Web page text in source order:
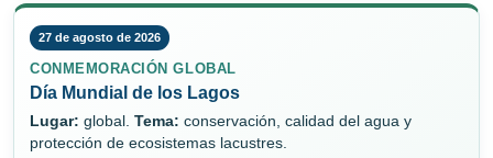
27 de agosto de 2026
CONMEMORACIÓN GLOBAL
Día Mundial de los Lagos
Lugar: global. Tema: conservación, calidad del agua y
protección de ecosistemas lacustres.